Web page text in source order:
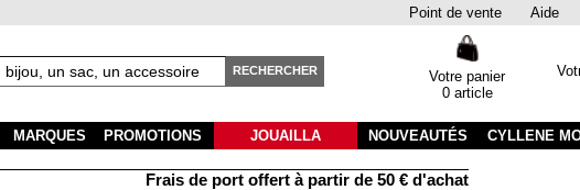
Point de vente Aide
RECHERCHER
Votre panier
0 article
MARQUES PROMOTIONS JOUAILLA NOUVEAUTÉS CYLLENE
Frais de port offert à partir de 50 € d'achats